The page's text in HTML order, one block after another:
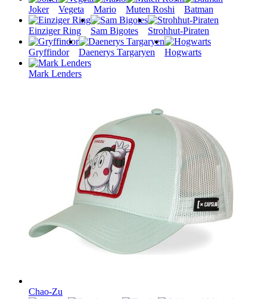
Joker Vegeta Mario Muten Roshi Batman
Einziger Ring Sam Bigotes Strohhut-Piraten
Gryffindor Daenerys Targaryen Hogwarts
Mark Lenders
Chao-Zu